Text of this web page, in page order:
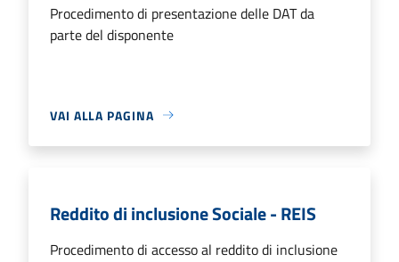
Procedimento di presentazione delle DAT da
parte del disponente
VAI ALLA PAGINA
Reddito di inclusione Sociale - REIS
Procedimento di accesso al reddito di inclusione